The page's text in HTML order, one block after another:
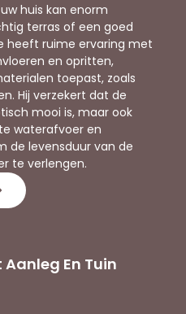
huis kan enorm
terras of een goed
heeft ruime ervaring met
en opritten,
toepast, zoals
Hij verzekert dat de
mooi is, maar ook
waterafvoer en
de levensduur van de
te verlengen.
Aanleg En Tuin